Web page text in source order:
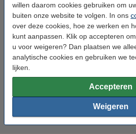
willen daarom cookies gebruiken om
buiten onze website te volgen. In ons
over deze cookies, hoe ze werken en
kunt aanpassen. Klik op accepteren
u voor weigeren? Dan plaatsen we
analytische cookies en gebruiken we
lijken.
Accepteren
Weigeren
Scrub Spons Geel |
€ 2,49
Microvezeldoekjes 32 x 32
(123schoon huismerk)
Vuilniszakken met trekband